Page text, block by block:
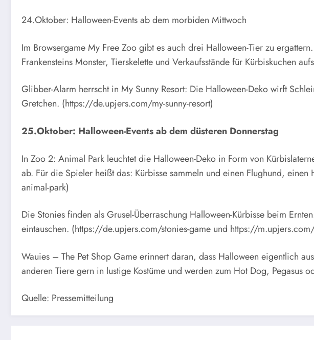
24.Oktober: Halloween-Events ab dem morbiden Mittwoch
Im Browsergame My Free Zoo gibt es auch drei Halloween-Tier zu
Frankensteins Monster, Tierskelette und Verkaufsstände für Kürbiskuchen
Glibber-Alarm herrscht in My Sunny Resort: Die Halloween-Deko wirft
Gretchen. (https://de.upjers.com/my-sunny-resort)
25.Oktober: Halloween-Events ab dem düsteren Donnerstag
In Zoo 2: Animal Park leuchtet die Halloween-Deko in Form von
ab. Für die Spieler heißt das: Kürbisse sammeln und einen Flughund,
animal-park)
Die Stonies finden als Grusel-Überraschung Halloween-Kürbisse beim
eintauschen. (https://de.upjers.com/stonies-game und https://
Wauies – The Pet Shop Game erinnert daran, dass Halloween eigentlich
anderen Tiere gern in lustige Kostüme und werden zum Hot Dog,
Quelle: Pressemitteilung